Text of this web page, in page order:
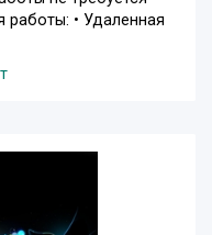
работы: • Удаленная